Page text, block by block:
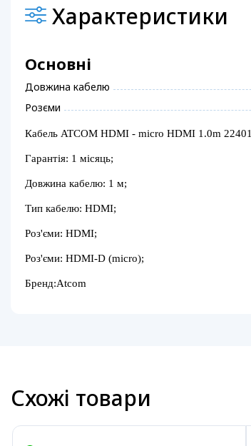
Характеристики
Основні
Довжина кабелю
Розєми
Кабель ATCOM HDMI - micro HDMI 1.0m 22401
Гарантія: 1 місяць;
Довжина кабелю: 1 м;
Тип кабелю: HDMI;
Роз'єми: HDMI;
Роз'єми: HDMI-D (micro);
Бренд:Atcom
Схожі товари